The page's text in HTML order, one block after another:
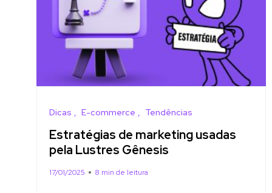
Dicas E-commerce Tendências
Estratégias de marketing usadas
pela Lustres Gênesis
17/01/2025 8 min de leitura